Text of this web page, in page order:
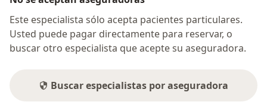
Este especialista sólo acepta pacientes particulares.
Usted puede pagar directamente para reservar, o
buscar otro especialista que acepte su aseguradora.
Buscar especialistas por aseguradora